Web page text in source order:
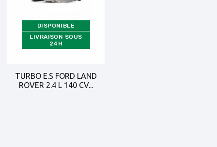
DISPONIBLE
LIVRAISON SOUS
24H
TURBO E.S FORD LAND
ROVER 2.4 L 140 CV...